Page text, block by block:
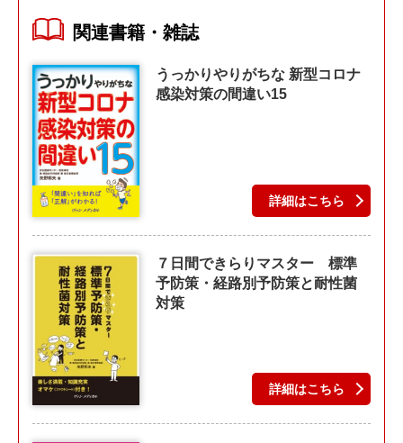
関連書籍・雑誌
うっかりやりがちな 新型コロナ
感染対策の間違い15
詳細はこちら
７日間できらりマスター 標準
予防策・経路別予防策と耐性菌
対策
詳細はこちら